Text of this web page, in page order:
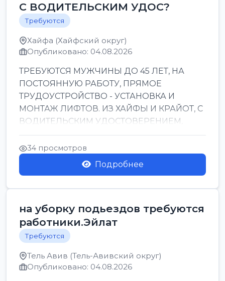
С ВОДИТЕЛЬСКИМ УДОС?
Требуются
Хайфа (Хайфский округ)
Опубликовано: 04.08.2026
ТРЕБУЮТСЯ МУЖЧИНЫ ДО 45 ЛЕТ, НА
ПОСТОЯННУЮ РАБОТУ, ПРЯМОЕ
ТРУДОУСТРОЙСТВО - УСТАНОВКА И
МОНТАЖ ЛИФТОВ. ИЗ ХАЙФЫ И КРАЙОТ, С
ВОДИТЕЛЬСКИМ УДОСТОВЕРЕНИЕМ,
ПРИВЕТСТВУЮТСЯ НАВЫКИ СВАРЩИКА.
ОБУЧЕНИЕ В ПРОЦ...
34 просмотров
Подробнее
на уборку подьездов требуются
работники.Эйлат
Требуются
Тель Авив (Тель-Авивский округ)
Опубликовано: 04.08.2026